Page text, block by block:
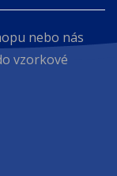
nebo nás
vzorkové